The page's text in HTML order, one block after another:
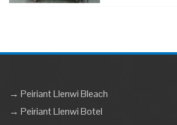
→ Peiriant Llenwi Bleach
→ Peiriant Llenwi Botel